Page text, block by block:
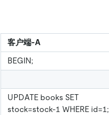
客户端-A
BEGIN;
UPDATE books SET
stock=stock-1 WHERE id=1;